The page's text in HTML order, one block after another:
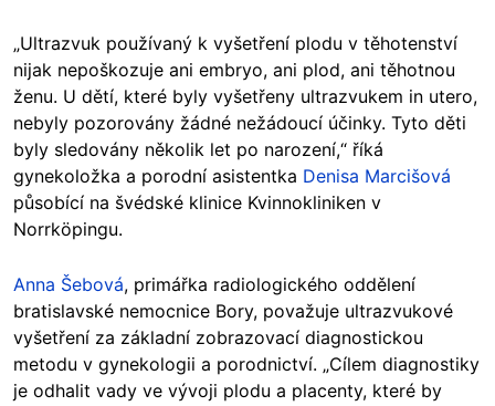
„Ultrazvuk používaný k vyšetření plodu v těhotenství
nijak nepoškozuje ani embryo, ani plod, ani těhotnou
ženu. U dětí, které byly vyšetřeny ultrazvukem in utero,
nebyly pozorovány žádné nežádoucí účinky. Tyto děti
byly sledovány několik let po narození,“ říká
gynekoložka a porodní asistentka Denisa Marcišová
působící na švédské klinice Kvinnokliniken v
Norrköpingu.
Anna Šebová, primářka radiologického oddělení
bratislavské nemocnice Bory, považuje ultrazvukové
vyšetření za základní zobrazovací diagnostickou
metodu v gynekologii a porodnictví. „Cílem diagnostiky
je odhalit vady ve vývoji plodu a placenty, které by